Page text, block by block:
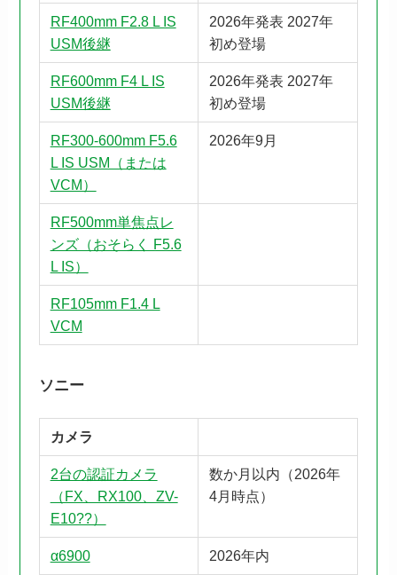
RF400mm F2.8 L IS
USM後継
2026年発表 2027年
初め登場
RF600mm F4 L IS
USM後継
2026年発表 2027年
初め登場
RF300-600mm F5.6
L IS USM（または
VCM）
2026年9月
RF500mm単焦点レ
ンズ（おそらく F5.6
L IS）
RF105mm F1.4 L
VCM
ソニー
カメラ
2台の認証カメラ
（FX、RX100、ZV-
E10??）
数か月以内（2026年
4月時点）
α6900 2026年内